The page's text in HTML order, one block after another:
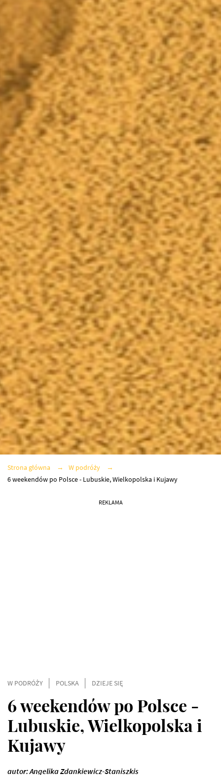
Strona główna
W podróży
6 weekendów po Polsce - Lubuskie, Wielkopolska i Kujawy
REKLAMA
W PODRÓŻY POLSKA DZIEJE SIĘ
6 weekendów po Polsce -
Lubuskie, Wielkopolska i
Kujawy
autor: Angelika Zdankiewicz-Staniszkis